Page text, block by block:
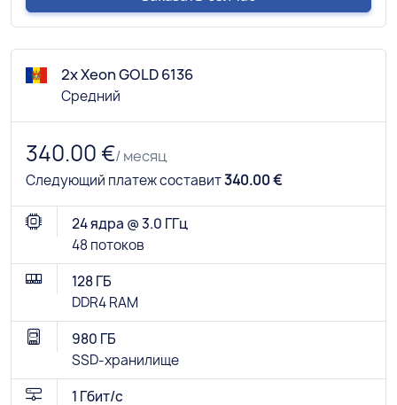
2x Xeon GOLD 6136
Средний
340.00 €/ месяц
Следующий платеж составит340.00 €
24 ядра @ 3.0 ГГц
48 потоков
128 ГБ
DDR4 RAM
980 ГБ
SSD-хранилище
1 Гбит/с